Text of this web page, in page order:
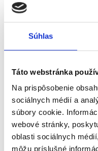
Súhlas
Táto webstránka
Na prispôsobenie
sociálnych médií a
súbory cookie.
webové stránky,
oblasti sociálnych
môžu príslušné
Ministerstvo
republiky ako
v rámci
rámci